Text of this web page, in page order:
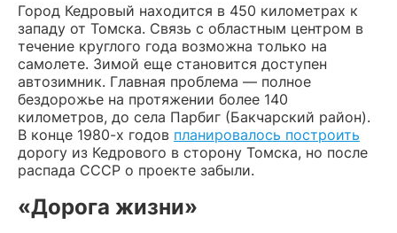
Город Кедровый находится в 450 километрах к
западу от Томска. Связь с областным центром в
течение круглого года возможна только на
самолете. Зимой еще становится доступен
автозимник. Главная проблема — полное
бездорожье на протяжении более 140
километров, до села Парбиг (Бакчарский район).
В конце 1980-х годов планировалось построить
дорогу из Кедрового в сторону Томска, но после
распада СССР о проекте забыли.
«Дорога жизни»